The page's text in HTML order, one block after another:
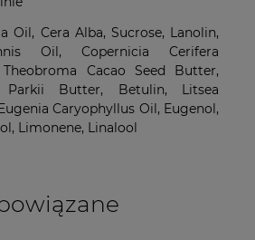
Oil, Cera Alba, Sucrose, Lanolin,
Oil, Copernicia Cerifera
Theobroma Cacao Seed Butter,
Parkii Butter, Betulin, Litsea
Caryophyllus Oil, Eugenol,
Limonene, Linalool